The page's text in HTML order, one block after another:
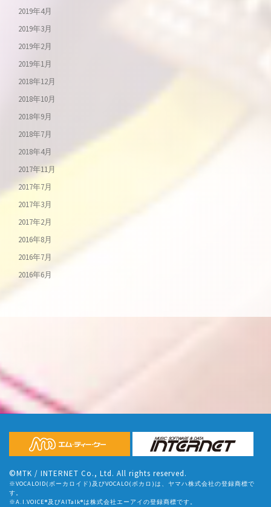
2019年4月
2019年3月
2019年2月
2019年1月
2018年12月
2018年10月
2018年9月
2018年7月
2018年4月
2017年11月
2017年7月
2017年3月
2017年2月
2016年8月
2016年7月
2016年6月
©MTK / INTERNET Co., Ltd. All rights reserved.
※VOCALOID(ボーカロイド)及びVOCALO(ボカロ)は、ヤマハ株式会社の登録商標で
す。
※A.I.VOICE®及びAITalk®は株式会社エーアイの登録商標です。